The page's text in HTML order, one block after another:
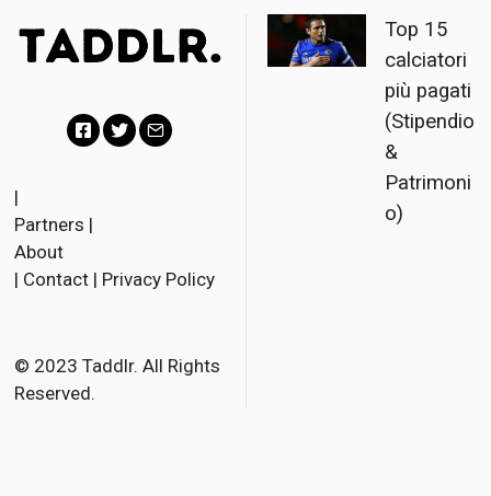
c
o
k
r
l
|
Partners |
About
| Contact | Privacy Policy
© 2023 Taddlr. All Rights
Reserved.
Top 15
calciatori
più pagati
(Stipendio
&
Patrimoni
o)